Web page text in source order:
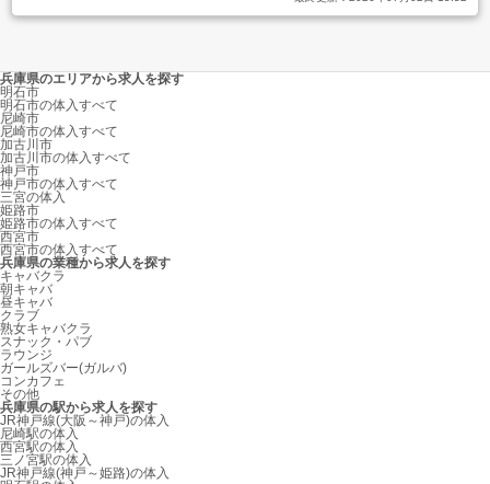
兵庫県のエリアから求人を探す
明石市
明石市の体入すべて
尼崎市
尼崎市の体入すべて
加古川市
加古川市の体入すべて
神戸市
神戸市の体入すべて
三宮の体入
姫路市
姫路市の体入すべて
西宮市
西宮市の体入すべて
兵庫県の業種から求人を探す
キャバクラ
朝キャバ
昼キャバ
クラブ
熟女キャバクラ
スナック・パブ
ラウンジ
ガールズバー(ガルバ)
コンカフェ
その他
兵庫県の駅から求人を探す
JR神戸線(大阪～神戸)の体入
尼崎駅の体入
西宮駅の体入
三ノ宮駅の体入
JR神戸線(神戸～姫路)の体入